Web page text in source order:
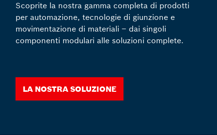
Scoprite la nostra gamma completa di prodotti
per automazione, tecnologie di giunzione e
movimentazione di materiali – dai singoli
componenti modulari alle soluzioni complete.
La nostra soluzione